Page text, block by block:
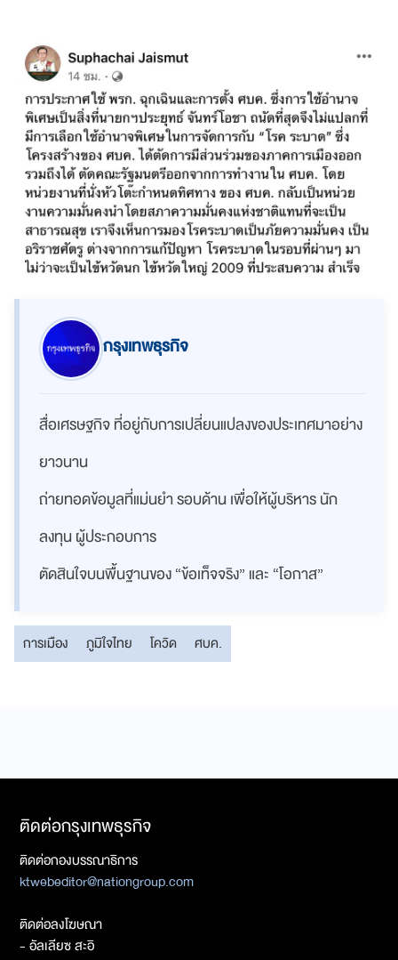
กรุงเทพธุรกิจ
สื่อเศรษฐกิจ ที่อยู่กับการเปลี่ยนแปลงของประเทศมาอย่าง
ยาวนาน
ถ่ายทอดข้อมูลที่แม่นยำ รอบด้าน เพื่อให้ผู้บริหาร นัก
ลงทุน ผู้ประกอบการ
ตัดสินใจบนพื้นฐานของ “ข้อเท็จจริง” และ “โอกาส”
การเมือง ภูมิใจไทย โควิด ศบค.
ติดต่อกรุงเทพธุรกิจ
ติดต่อกองบรรณาธิการ
ktwebeditor@nationgroup.com
ติดต่อลงโฆษณา
- อัลเลียซ สะอิ